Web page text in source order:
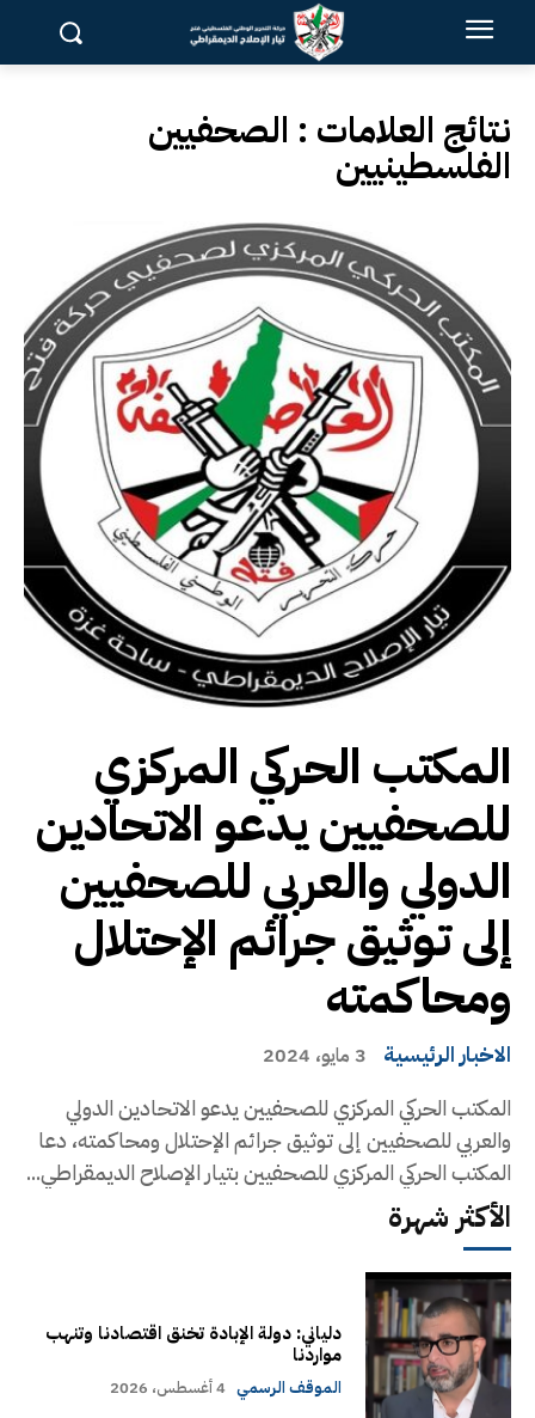
نتائج العلامات : الصحفيين
الفلسطينيين
المكتب الحركي المركزي
للصحفيين يدعو الاتحادين
الدولي والعربي للصحفيين
إلى توثيق جرائم الإحتلال
ومحاكمته
الاخبار الرئيسية 3 مايو، 2024
المكتب الحركي المركزي للصحفيين يدعو الاتحادين الدولي
والعربي للصحفيين إلى توثيق جرائم الإحتلال ومحاكمته، دعا
المكتب الحركي المركزي للصحفيين بتيار الإصلاح الديمقراطي...
الأكثر شهرة
دلياني: دولة الإبادة تخنق اقتصادنا وتنهب
مواردنا
الموقف الرسمي 4 أغسطس، 2026